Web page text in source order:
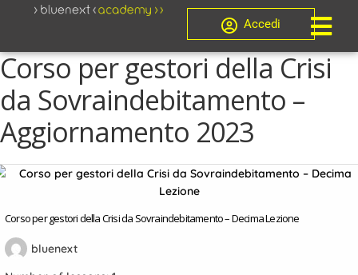
Accedi
Corso per gestori della Crisi
da Sovraindebitamento –
Aggiornamento 2023
Corso per gestori della Crisi da Sovraindebitamento – Decima Lezione
bluenext